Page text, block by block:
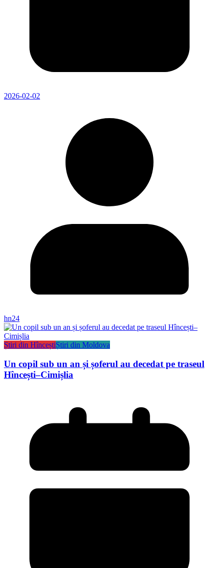
2026-02-02
hn24
Știri din HînceștiȘtiri din Moldova
Un copil sub un an și șoferul au decedat pe traseul
Hîncești–Cimișlia